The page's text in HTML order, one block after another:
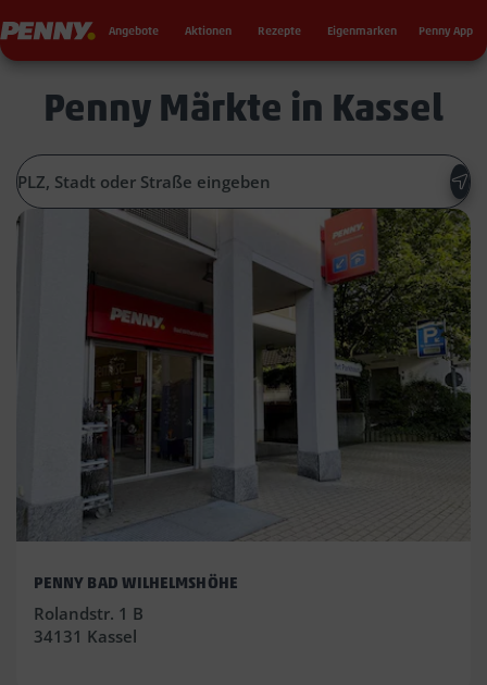
Penny Angebote Aktionen Rezepte Eigenmarken Penny App
Penny Märkte in Kassel
PENNY BAD WILHELMSHÖHE
Rolandstr. 1 B
34131 Kassel